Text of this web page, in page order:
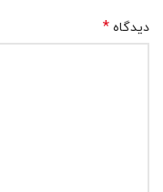
دیدگاه *